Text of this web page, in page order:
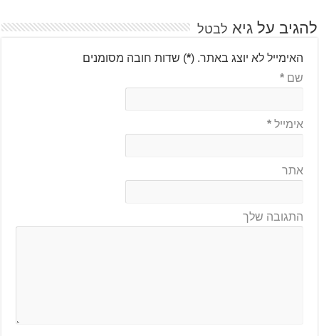
להגיב עלגיא לבטל
האימייל לא יוצג באתר. (
*) שדות חובה מסומנים
שם*
אימייל*
אתר
התגובה שלך